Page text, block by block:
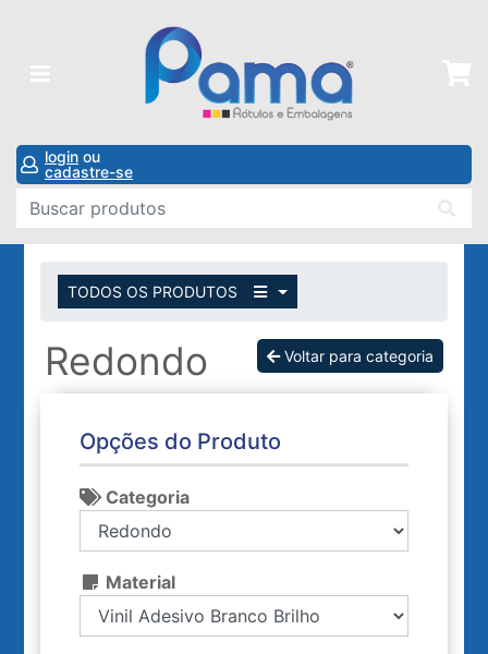
login ou
cadastre-se
TODOS OS PRODUTOS
Redondo Voltar para categoria
Opções do Produto
Categoria
Material